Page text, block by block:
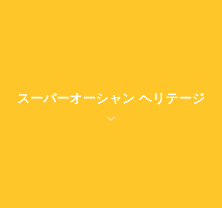
スーパーオーシャン ヘリテージ